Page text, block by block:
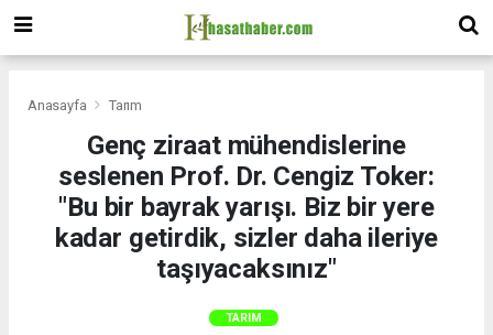
Anasayfa Tarım
Genç ziraat mühendislerine
seslenen Prof. Dr. Cengiz Toker:
"Bu bir bayrak yarışı. Biz bir yere
kadar getirdik, sizler daha ileriye
taşıyacaksınız"
TARIM